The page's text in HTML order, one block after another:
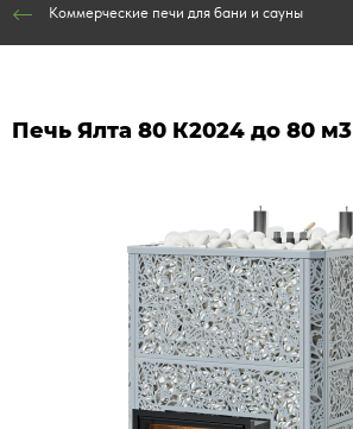
Коммерческие печи для бани и сауны
Печь Ялта 80 К2024 до 80 м3